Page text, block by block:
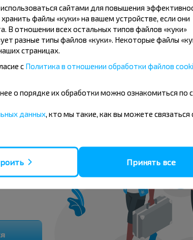
Популярные направления из города
Минск → Вильнюс
Минск → Вилейка
сайтами для повышения
файлы «куки» на вашем устройстве, если они
В отношении всех остальных типов файлов «куки»
разные типы файлов «куки». Некоторые файлы
страницах.
с Политика в отношении обработки файлов
о порядке их обработки можно ознакомиться по
данных , кто мы такие, как вы можете связаться
Принять все